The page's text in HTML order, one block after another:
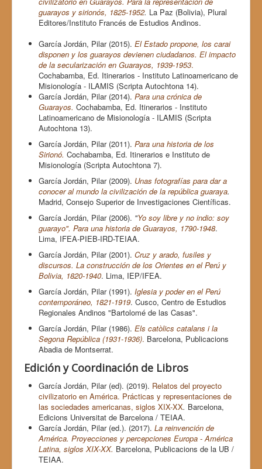
guarayos y sirionós, 1825-1952. La Paz (Bolivia), Plural
Editores/Instituto Francés de Estudios Andinos.
García Jordán, Pilar (2015). El Estado propone, los carai
disponen y los guarayos devienen ciudadanos. El impacto
de la secularización en Guarayos, 1939-1953.
Cochabamba, Ed. Itinerarios - Instituto Latinoamericano de
Misionología - ILAMIS (Scripta Autochtona 14).
García Jordán, Pilar (2014). Para una crónica de
Guarayos. Cochabamba, Ed. Itinerarios - Instituto
Latinoamericano de Misionología - ILAMIS (Scripta
Autochtona 13).
García Jordán, Pilar (2011). Para una historia de los
Sirionó. Cochabamba, Ed. Itinerarios e Instituto de
Misionología (Scripta Autochtona 7).
García Jordán, Pilar (2009). Unas fotografías para dar a
conocer al mundo la civilización de la república guaraya.
Madrid, Consejo Superior de Investigaciones Científicas.
García Jordán, Pilar (2006). "Yo soy libre y no indio: soy
guarayo". Para una historia de Guarayos, 1790-1948.
Lima, IFEA-PIEB-IRD-TEIAA.
García Jordán, Pilar (2001). Cruz y arado, fusiles y
discursos. La construcción de los Orientes en el Perú y
Bolivia, 1820-1940. Lima, IEP/IFEA.
García Jordán, Pilar (1991). Iglesia y poder en el Perú
contemporáneo, 1821-1919. Cusco, Centro de Estudios
Regionales Andinos "Bartolomé de las Casas".
García Jordán, Pilar (1986). Els catòlics catalans i la
Segona República (1931-1936). Barcelona, Publicacions
Abadia de Montserrat.
Edición y Coordinación de Libros
García Jordán, Pilar (ed). (2019). Relatos del proyecto
civilizatorio en América. Prácticas y representaciones de
las sociedades americanas, siglos XIX-XX. Barcelona,
Edicions Universitat de Barcelona / TEIAA.
García Jordán, Pilar (ed.). (2017). La reinvención de
América. Proyecciones y percepciones Europa - América
Latina, siglos XIX-XX. Barcelona, Publicacions de la UB /
TEIAA.